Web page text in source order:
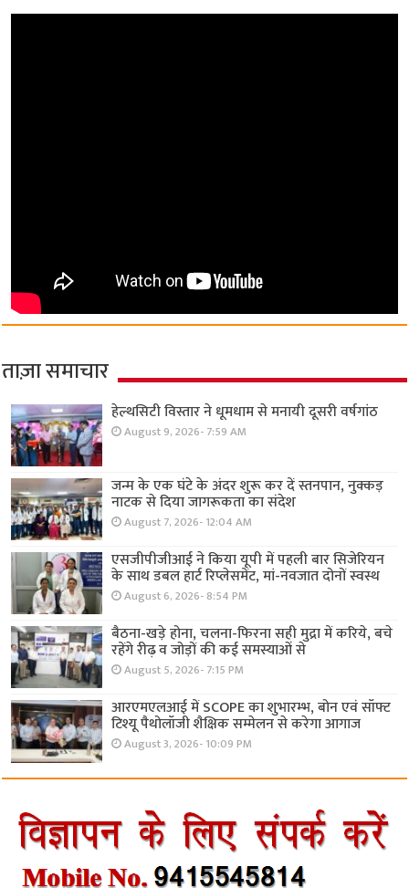
ताज़ा समाचार
हेल्थसिटी विस्तार ने धूमधाम से मनायी दूसरी वर्षगांठ
August 9, 2026- 7:59 AM
जन्म के एक घंटे के अंदर शुरू कर दें स्तनपान, नुक्कड़
नाटक से दिया जागरूकता का संदेश
August 7, 2026- 12:04 AM
एसजीपीजीआई ने किया यूपी में पहली बार सिजेरियन
के साथ डबल हार्ट रिप्लेसमेंट, मां-नवजात दोनों स्वस्थ
August 6, 2026- 8:54 PM
बैठना-खड़े होना, चलना-फिरना सही मुद्रा में करिये, बचे
रहेंगे रीढ़ व जोड़ों की कई समस्याओं से
August 5, 2026- 7:15 PM
आरएमएलआई में SCOPE का शुभारम्भ, बोन एवं सॉफ्ट
टिश्यू पैथोलॉजी शैक्षिक सम्मेलन से करेगा आगाज
August 3, 2026- 10:09 PM